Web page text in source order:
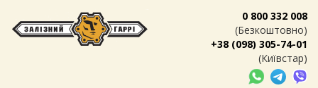
0 800 332 008
(Безкоштовно)
+38 (098) 305-74-01
(Київстар)